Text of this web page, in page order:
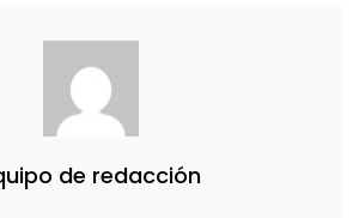
de redacción